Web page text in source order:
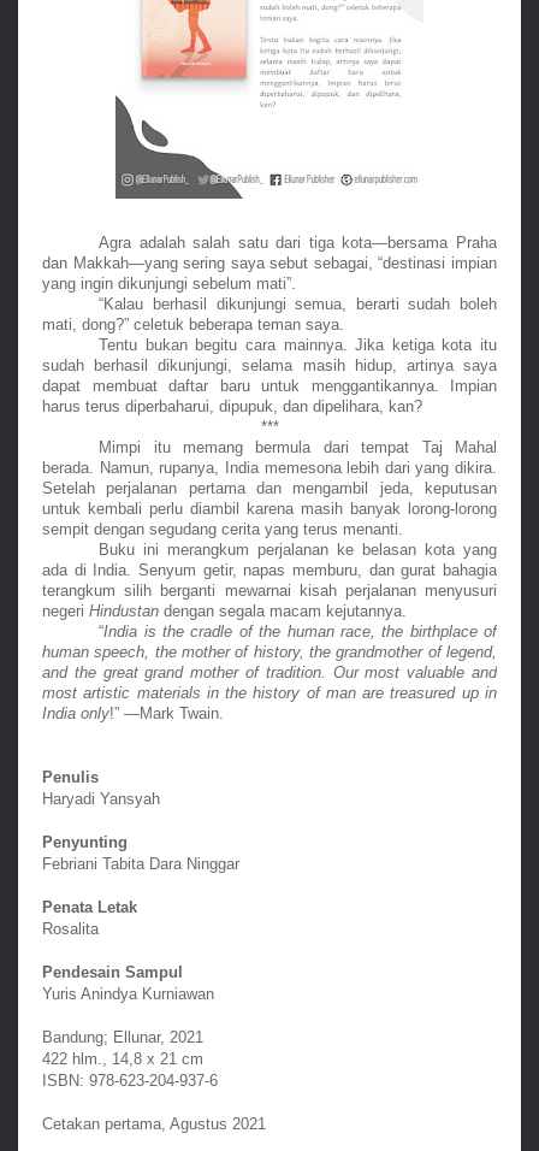
Agra adalah salah satu dari tiga kota—bersama Praha
dan Makkah—yang sering saya sebut sebagai, “destinasi impian
yang ingin dikunjungi sebelum mati”.
“Kalau berhasil dikunjungi semua, berarti sudah boleh
mati, dong?” celetuk beberapa teman saya.
Tentu bukan begitu cara mainnya. Jika ketiga kota itu
sudah berhasil dikunjungi, selama masih hidup, artinya saya
dapat membuat daftar baru untuk menggantikannya. Impian
harus terus diperbaharui, dipupuk, dan dipelihara, kan?
***
Mimpi itu memang bermula dari tempat Taj Mahal
berada. Namun, rupanya, India memesona lebih dari yang dikira.
Setelah perjalanan pertama dan mengambil jeda, keputusan
untuk kembali perlu diambil karena masih banyak lorong-lorong
sempit dengan segudang cerita yang terus menanti.
Buku ini merangkum perjalanan ke belasan kota yang
ada di India. Senyum getir, napas memburu, dan gurat bahagia
terangkum silih berganti mewarnai kisah perjalanan menyusuri
negeri Hindustan dengan segala macam kejutannya.
“India is the cradle of the human race, the birthplace of
human speech, the mother of history, the grandmother of legend,
and the great grand mother of tradition. Our most valuable and
most artistic materials in the history of man are treasured up in
India only!” —Mark Twain.
Penulis
Haryadi Yansyah
Penyunting
Febriani Tabita Dara Ninggar
Penata Letak
Rosalita
Pendesain Sampul
Yuris Anindya Kurniawan
Bandung; Ellunar, 2021
422 hlm., 14,8 x 21 cm
ISBN: 978-623-204-937-6
Cetakan pertama, Agustus 2021